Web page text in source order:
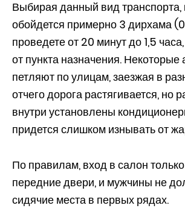
Выбирая данный вид транспорта,
обойдется примерно 3 дирхама
проведете от 20 минут до 1,5
от пункта назначения. Некоторые
петляют по улицам, заезжая в
отчего дорога растягивается, но
внутри установлены
придется слишком изнывать от
По правилам, вход в салон только
передние двери, и мужчины не
сидячие места в первых рядах.